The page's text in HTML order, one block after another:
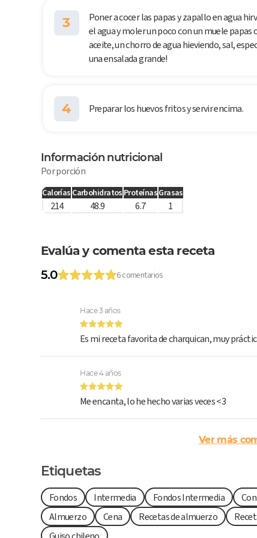
3
Poner a cocer las papas y zapallo en agua
el agua y moler un poco con un muele
aceite, un chorro de agua hieviendo, sal,
una ensalada grande!
4 Preparar los huevos fritos y servir encima.
Información nutricional
Por porción
Calorías Carbohidratos ProteínasGrasas
214 48.9 6.7 1
Evalúa y comenta esta receta
5.0
6 comentarios
Hace 3 años
Es mi receta favorita de charquican, muy
Hace 4 años
Me encanta, lo he hecho varias veces <3
Ver más
Etiquetas
Fondos Intermedia Fondos Intermedia
Almuerzo
Cena Recetas de almuerzo